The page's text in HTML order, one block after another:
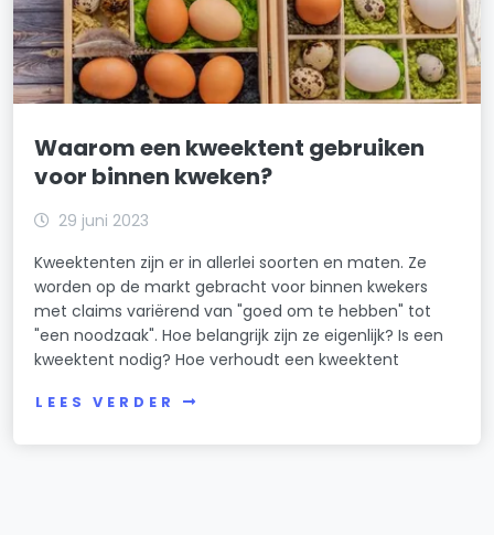
Waarom een kweektent gebruiken
voor binnen kweken?
29 juni 2023
Kweektenten zijn er in allerlei soorten en maten. Ze
worden op de markt gebracht voor binnen kwekers
met claims variërend van "goed om te hebben" tot
"een noodzaak". Hoe belangrijk zijn ze eigenlijk? Is een
kweektent nodig? Hoe verhoudt een kweektent
LEES VERDER